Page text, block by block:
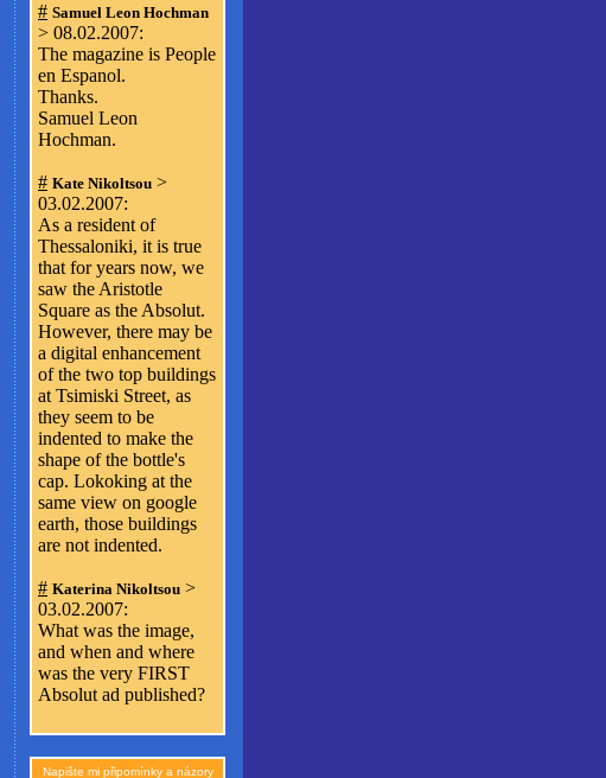
# Samuel Leon Hochman
> 08.02.2007:
The magazine is People
en Espanol.
Thanks.
Samuel Leon
Hochman.
# Kate Nikoltsou >
03.02.2007:
As a resident of
Thessaloniki, it is true
that for years now, we
saw the Aristotle
Square as the Absolut.
However, there may be
a digital enhancement
of the two top buildings
at Tsimiski Street, as
they seem to be
indented to make the
shape of the bottle's
cap. Lokoking at the
same view on google
earth, those buildings
are not indented.
# Katerina Nikoltsou >
03.02.2007:
What was the image,
and when and where
was the very FIRST
Absolut ad published?
Napište mi připomínky a názory